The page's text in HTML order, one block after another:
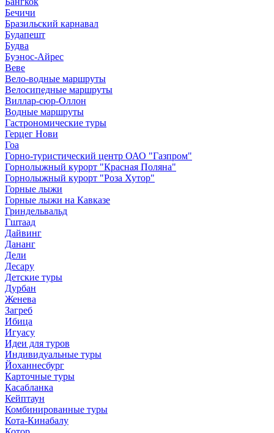
Бечичи
Бразильский карнавал
Будапешт
Будва
Буэнос-Айрес
Веве
Вело-водные маршруты
Велосипедные маршруты
Виллар-сюр-Оллон
Водные маршруты
Гастрономические туры
Герцег Нови
Гоа
Горно-туристический центр ОАО "Газпром"
Горнолыжный курорт "Красная Поляна"
Горнолыжный курорт "Роза Хутор"
Горные лыжи
Горные лыжи на Кавказе
Гриндельвальд
Гштаад
Дайвинг
Дананг
Дели
Десару
Детские туры
Дурбан
Женева
Загреб
Ибица
Игуасу
Идеи для туров
Индивидуальные туры
Йоханнесбург
Карточные туры
Касабланка
Кейптаун
Комбинированные туры
Кота-Кинабалу